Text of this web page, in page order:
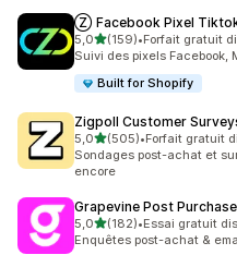
Ⓩ Facebook Pixel
5,0étoile(s) sur 5
(159)
159 avis au total
•Forfait gratuit
Suivi des pixels Facebook,
Built for Shopify
Zigpoll Customer
5,0étoile(s) sur 5
(505)
505 avis au total
•Forfait gratuit
Sondages post-achat et
encore
Grapevine Post
5,0étoile(s) sur 5
(182)
182 avis au total
•Essai gratuit
Enquêtes post-achat &